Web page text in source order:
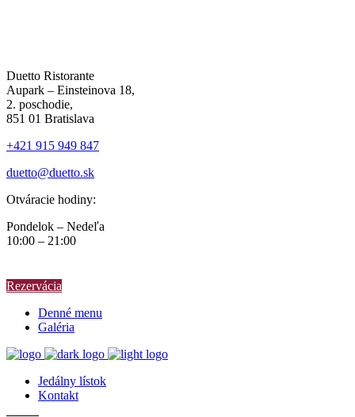
Duetto Ristorante
Aupark – Einsteinova 18,
2. poschodie,
851 01 Bratislava
+421 915 949 847
duetto@duetto.sk
Otváracie hodiny:
Pondelok – Nedeľa
10:00 – 21:00
Rezervácia
Denné menu
Galéria
Jedálny lístok
Kontakt